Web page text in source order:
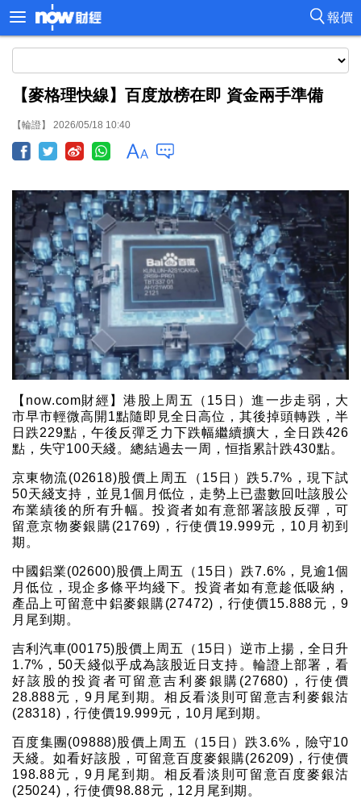
報價
【麥格理快線】百度放榜在即 資金兩手準備
【輪證】 2026/05/18 10:40
【now.com財經】港股上周五（15日）進一步走弱，大
市早市輕微高開1點隨即見全日高位，其後掉頭轉跌，半
日跌229點，午後反彈乏力下跌幅繼續擴大，全日跌426
點，失守100天綫。總結過去一周，恒指累計跌430點。
京東物流(02618)股價上周五（15日）跌5.7%，現下試
50天綫支持，並見1個月低位，走勢上已盡數回吐該股公
布業績後的所有升幅。投資者如有意部署該股反彈，可
留意京物麥銀購(21769)，行使價19.999元，10月初到
期。
中國鋁業(02600)股價上周五（15日）跌7.6%，見逾1個
月低位，現企多條平均綫下。投資者如有意趁低吸納，
產品上可留意中鋁麥銀購(27472)，行使價15.888元，9
月尾到期。
吉利汽車(00175)股價上周五（15日）逆市上揚，全日升
1.7%，50天綫似乎成為該股近日支持。輪證上部署，看
好該股的投資者可留意吉利麥銀購(27680)，行使價
28.888元，9月尾到期。相反看淡則可留意吉利麥銀沽
(28318)，行使價19.999元，10月尾到期。
百度集團(09888)股價上周五（15日）跌3.6%，險守10
天綫。如看好該股，可留意百度麥銀購(26209)，行使價
198.88元，9月尾到期。相反看淡則可留意百度麥銀沽
(25024)，行使價98.88元，12月尾到期。